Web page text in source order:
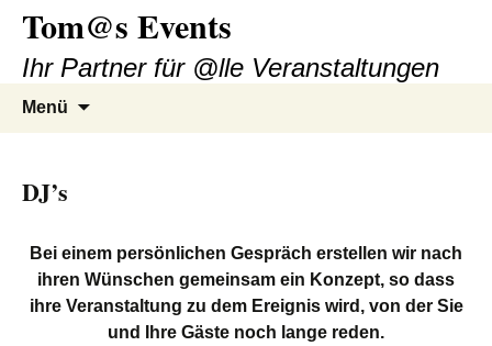
Inhalt
springen
Tom@s Events
Ihr Partner für @lle Veranstaltungen
Menü
DJ’s
Bei einem persönlichen Gespräch erstellen wir nach
ihren Wünschen gemeinsam ein Konzept, so dass
ihre Veranstaltung zu dem Ereignis wird, von der Sie
und Ihre Gäste noch lange reden.